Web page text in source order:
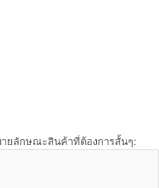
ายลักษณะสินค้าที่ต้องการสั้นๆ: